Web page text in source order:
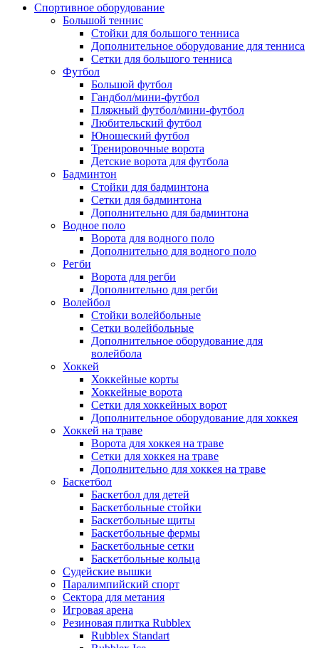
Спортивное оборудование
Большой теннис
Стойки для большого тенниса
Дополнительное оборудование для тенниса
Сетки для большого тенниса
Футбол
Большой футбол
Гандбол/мини-футбол
Пляжный футбол/мини-футбол
Любительский футбол
Юношеский футбол
Тренировочные ворота
Детские ворота для футбола
Бадминтон
Стойки для бадминтона
Сетки для бадминтона
Дополнительно для бадминтона
Водное поло
Ворота для водного поло
Дополнительно для водного поло
Регби
Ворота для регби
Дополнительно для регби
Волейбол
Стойки волейбольные
Сетки волейбольные
Дополнительное оборудование для
волейбола
Хоккей
Хоккейные корты
Хоккейные ворота
Сетки для хоккейных ворот
Дополнительное оборудование для хоккея
Хоккей на траве
Ворота для хоккея на траве
Сетки для хоккея на траве
Дополнительно для хоккея на траве
Баскетбол
Баскетбол для детей
Баскетбольные стойки
Баскетбольные щиты
Баскетбольные фермы
Баскетбольные сетки
Баскетбольные кольца
Судейские вышки
Паралимпийский спорт
Сектора для метания
Игровая арена
Резиновая плитка Rubblex
Rubblex Standart